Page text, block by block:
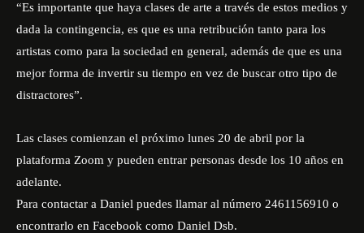
“Es importante que haya clases de arte a través de estos medios y
dada la contingencia, es que es una retribución tanto para los
artistas como para la sociedad en general, además de que es una
mejor forma de invertir su tiempo en vez de buscar otro tipo de
distractores”.
Las clases comienzan el próximo lunes 20 de abril por la
plataforma Zoom y pueden entrar personas desde los 10 años en
adelante.
Para contactar a Daniel puedes llamar al número 2461156910 o
encontrarlo en Facebook como Daniel Dsb.